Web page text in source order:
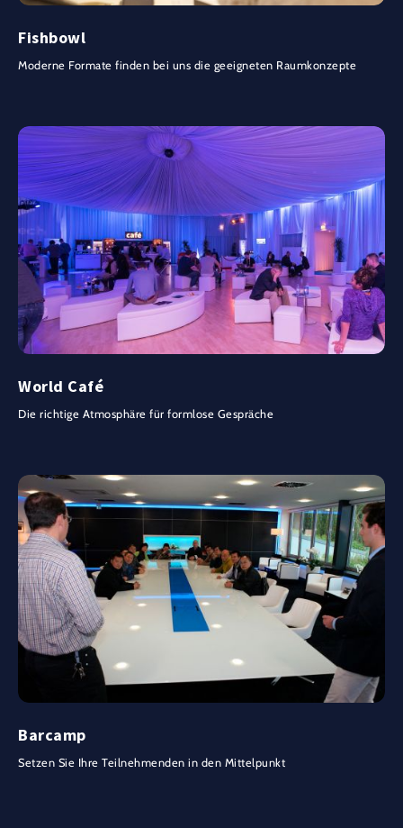
Fishbowl
Moderne Formate finden bei uns die geeigneten Raumkonzepte
World Café
Die richtige Atmosphäre für formlose Gespräche
Barcamp
Setzen Sie Ihre Teilnehmenden in den Mittelpunkt